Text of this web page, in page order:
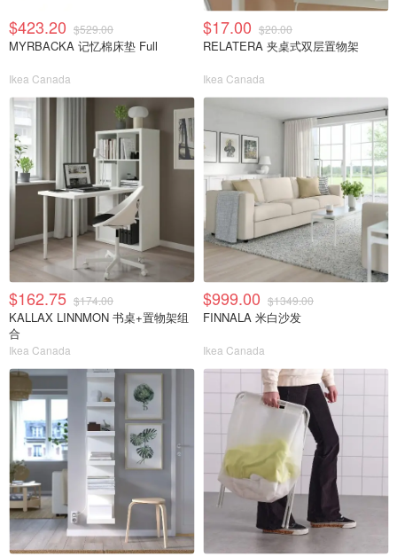
$423.20 $529.00
MYRBACKA 记忆棉床垫 Full
Ikea Canada
$17.00 $20.00
RELATERA 夹桌式双层置物架
Ikea Canada
$162.75 $174.00
KALLAX LINNMON 书桌+置物架组
合
Ikea Canada
$999.00 $1349.00
FINNALA 米白沙发
Ikea Canada